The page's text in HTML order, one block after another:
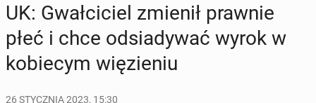
UK: Gwał­ci­ciel zmienił prawnie
płeć i chce od­sia­dy­wać wyrok w
ko­bie­cym wię­zie­niu
26 STYCZNIA 2023, 15:30